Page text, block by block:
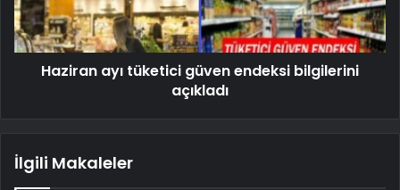
Haziran ayı tüketici güven endeksi bilgilerini
açıkladı
İlgili Makaleler